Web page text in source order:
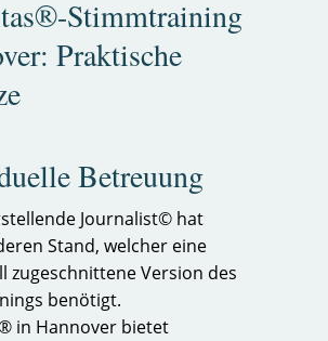
Stimmtraining
Praktische
Betreuung
Journalist© hat
Stand, welcher eine
zugeschnittene Version des
benötigt.
in Hannover bietet